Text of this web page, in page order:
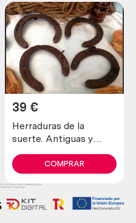
Herraduras de la
suerte. Antiguas y
unidades)
39 €
COMPRAR